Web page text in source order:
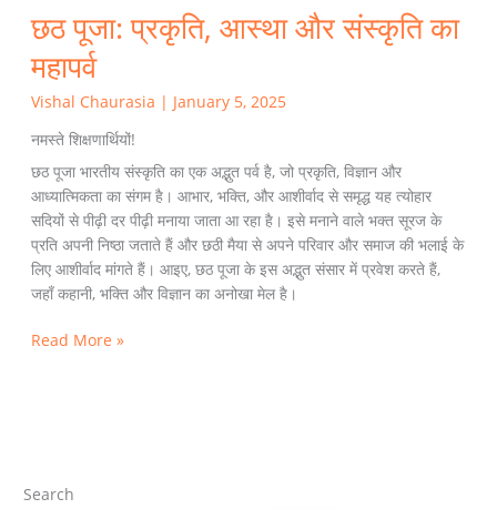
छठ पूजा: प्रकृति, आस्था और संस्कृति का
महापर्व
Vishal Chaurasia | January 5, 2025
नमस्ते शिक्षणार्थियों!
छठ पूजा भारतीय संस्कृति का एक अद्भुत पर्व है, जो प्रकृति, विज्ञान और
आध्यात्मिकता का संगम है। आभार, भक्ति, और आशीर्वाद से समृद्ध यह त्योहार
सदियों से पीढ़ी दर पीढ़ी मनाया जाता आ रहा है। इसे मनाने वाले भक्त सूरज के
प्रति अपनी निष्ठा जताते हैं और छठी मैया से अपने परिवार और समाज की भलाई के
लिए आशीर्वाद मांगते हैं। आइए, छठ पूजा के इस अद्भुत संसार में प्रवेश करते हैं,
जहाँ कहानी, भक्ति और विज्ञान का अनोखा मेल है।
Read More »
Search